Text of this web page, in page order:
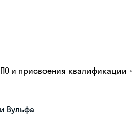
и присвоения квалификации •
Вульфа